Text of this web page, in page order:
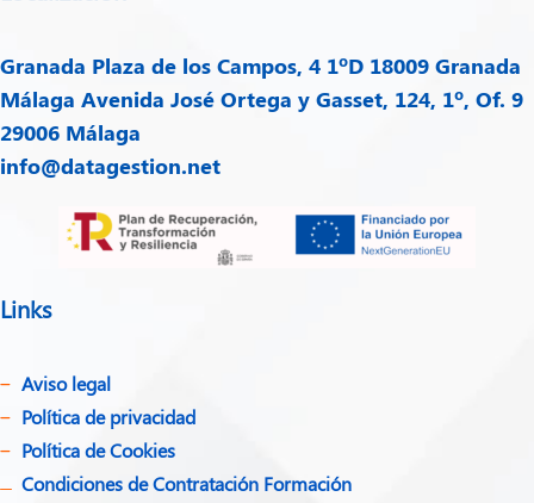
Granada Plaza de los Campos, 4 1ºD 18009 Granada
Málaga Avenida José Ortega y Gasset, 124, 1º, Of. 9
29006 Málaga
info@datagestion.net
Links
Aviso legal
Política de privacidad​
Política de Cookies
Condiciones de Contratación Formación